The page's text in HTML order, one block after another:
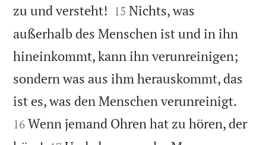
zu und versteht! 

15 Nichts, was
außerhalb des Menschen ist und in ihn
hineinkommt, kann ihn verunreinigen;
sondern was aus ihm herauskommt, das
ist es, was den Menschen verunreinigt.
16 Wenn jemand Ohren hat zu hören, der